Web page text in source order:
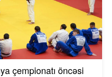
çempionatı öncəsi